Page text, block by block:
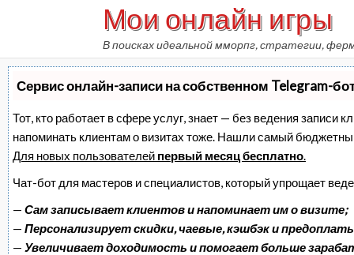
Мои онлайн игры
В поисках идеальной мморпг, стратегии,
Сервис онлайн-записи на собственном Telegram-
Тот, кто работает в сфере услуг, знает — без ведения записи
напоминать клиентам о визитах тоже. Нашли самый
Для новых пользователей первый месяц бесплатно.
Чат-бот для мастеров и специалистов, который упрощает
— Сам записывает клиентов и напоминает им о визите;
— Персонализирует скидки, чаевые, кэшбэк и
— Увеличивает доходимость и помогает больше